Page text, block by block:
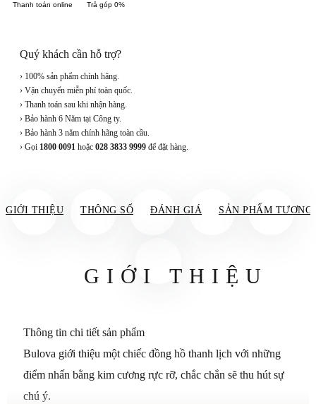
Thanh toán online Trả góp 0%
Quý khách cần hỗ trợ?
› 100% sản phẩm chính hãng.
› Vận chuyển miễn phí toàn quốc.
› Thanh toán sau khi nhận hàng.
› Bảo hành 6 Năm tại Công ty.
› Bảo hành 3 năm chính hãng toàn cầu.
› Gọi 1800 0091 hoặc 028 3833 9999 để đặt hàng.
GIỚI THIỆU THÔNG SỐ ĐÁNH GIÁ SẢN PHẨM TƯƠNG
GIỚI THIỆU
Thông tin chi tiết sản phẩm
Bulova giới thiệu một chiếc đồng hồ thanh lịch với những
điểm nhấn bằng kim cương rực rỡ, chắc chắn sẽ thu hút sự
chú ý.